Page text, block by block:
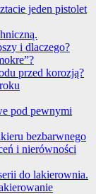
jeden pistolet
i dlaczego?
przed korozją?
pod pewnymi
bezbarwnego
i nierówności
do lakierownia.